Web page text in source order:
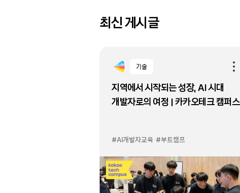
최신 게시글
기술
지역에서 시작되는 성장, AI 시대
개발자로의 여정 | 카카오테크 캠퍼스
#AI개발자교육 #부트캠프